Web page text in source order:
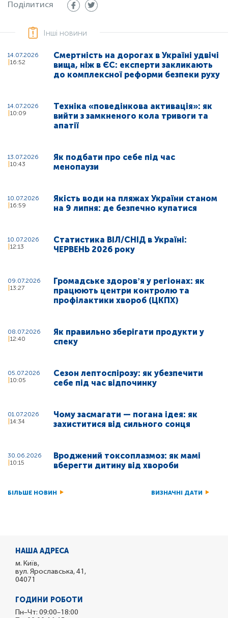
Поділитися
Інші новини
14.07.2026
16:52
Смертність на дорогах в Україні удвічі
вища, ніж в ЄС: експерти закликають
до комплексної реформи безпеки руху
14.07.2026
10:09
Техніка «поведінкова активація»: як
вийти з замкненого кола тривоги та
апатії
13.07.2026
10:43
Як подбати про себе під час
менопаузи
10.07.2026
16:59
Якість води на пляжах України станом
на 9 липня: де безпечно купатися
10.07.2026
12:13
Статистика ВІЛ/СНІД в Україні:
ЧЕРВЕНЬ 2026 року
09.07.2026
13:27
Громадське здоровʼя у регіонах: як
працюють центри контролю та
профілактики хвороб (ЦКПХ)
08.07.2026
12:40
Як правильно зберігати продукти у
спеку
05.07.2026
10:05
Сезон лептоспірозу: як убезпечити
себе під час відпочинку
01.07.2026
14:34
Чому засмагати — погана ідея: як
захиститися від сильного сонця
30.06.2026
10:15
Вроджений токсоплазмоз: як мамі
вберегти дитину від хвороби
БІЛЬШЕ НОВИН ВИЗНАЧНІ ДАТИ
НАША АДРЕСА
м. Київ,
вул. Ярославська, 41,
04071
ГОДИНИ РОБОТИ
Пн–Чт: 09:00–18:00